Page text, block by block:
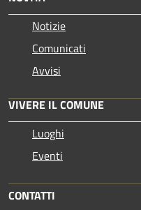
Notizie
Comunicati
Avvisi
VIVERE IL COMUNE
Luoghi
Eventi
CONTATTI